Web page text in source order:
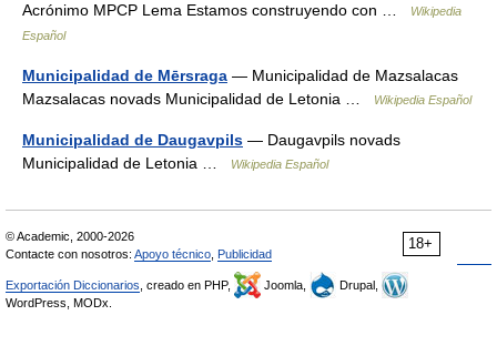
Acrónimo MPCP Lema Estamos construyendo con …
Wikipedia
Español
Municipalidad de Mērsraga — Municipalidad de Mazsalacas
Mazsalacas novads Municipalidad de Letonia …
Wikipedia Español
Municipalidad de Daugavpils — Daugavpils novads
Municipalidad de Letonia …
Wikipedia Español
18+
© Academic, 2000-2026
Contacte con nosotros: Apoyo técnico Publicidad
Exportación Diccionarios , creado en PHP, Joomla,
Drupal,
WordPress, MODx.